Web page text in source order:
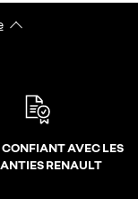
CONFIANT AVEC LES
RENAULT